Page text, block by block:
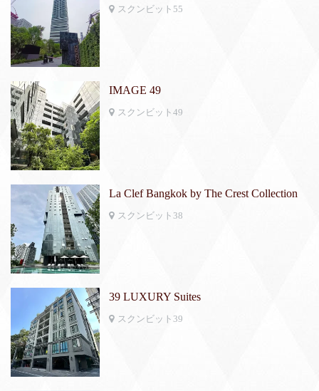
スクンビット55
IMAGE 49
スクンビット49
La Clef Bangkok by The Crest Collection
スクンビット38
39 LUXURY Suites
スクンビット39